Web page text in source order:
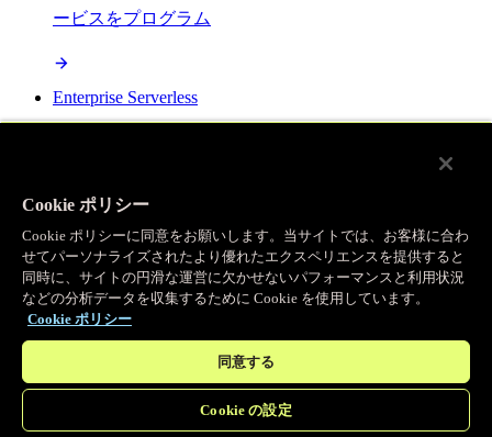
ービスをプログラム
Enterprise Serverless
クトと統合可能な最強サーバーレスプラットフォーム
AI
セマンティックキャッシングで AI ワークロードを加
Cookie ポリシー
Cookie ポリシーに同意をお願いします。当サイトでは、お客様に合わ
せてパーソナライズされたより優れたエクスペリエンスを提供すると
同時に、サイトの円滑な運営に欠かせないパフォーマンスと利用状況
などの分析データを収集するために Cookie を使用しています。
Cookie ポリシー
同意する
Cookie の設定